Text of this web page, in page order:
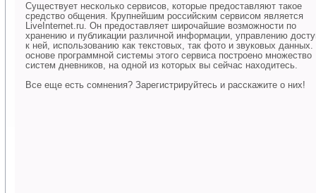
Существует несколько сервисов, которые предоставляют такое
средство общения. Крупнейшим российским сервисом является
LiveInternet.ru. Он предоставляет широчайшие возможности по
хранению и публикации различной информации, управлению
к ней, использованию как текстовых, так фото и звуковых
основе программной системы этого сервиса построено множество
систем дневников, на одной из которых вы сейчас находитесь.
Все еще есть сомнения? Зарегистрируйтесь и расскажите о них!